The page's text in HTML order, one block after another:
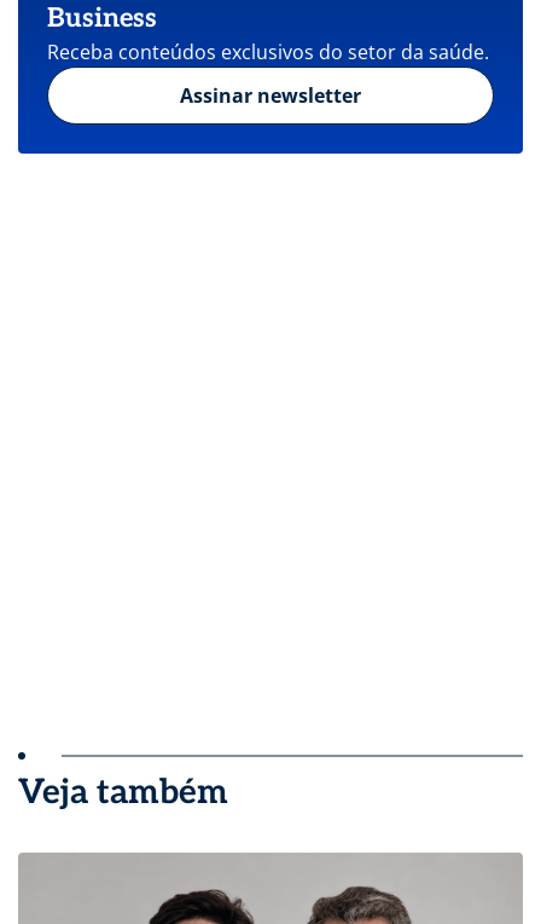
Business
Receba conteúdos exclusivos do setor da saúde.
Assinar newsletter
Veja também